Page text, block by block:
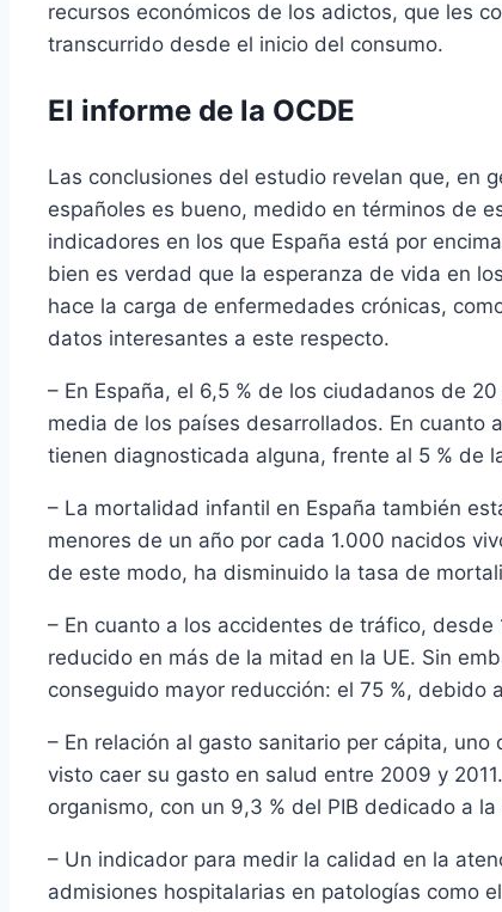
recursos económicos de los adictos, que les
transcurrido desde el inicio del consumo.
El informe de la OCDE
Las conclusiones del estudio revelan que, en
españoles es bueno, medido en términos de
indicadores en los que España está por
bien es verdad que la esperanza de vida en
hace la carga de enfermedades crónicas,
datos interesantes a este respecto.
– En España, el 6,5 % de los ciudadanos de
media de los países desarrollados. En cuanto
tienen diagnosticada alguna, frente al 5 % de
– La mortalidad infantil en España también
menores de un año por cada 1.000 nacidos
de este modo, ha disminuido la tasa de
– En cuanto a los accidentes de tráfico,
reducido en más de la mitad en la UE. Sin
conseguido mayor reducción: el 75 %, debido
– En relación al gasto sanitario per cápita,
visto caer su gasto en salud entre 2009 y
organismo, con un 9,3 % del PIB dedicado a
– Un indicador para medir la calidad en la
admisiones hospitalarias en patologías como